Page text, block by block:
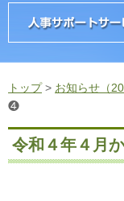
トップ> お知らせ（
❹
令和４年４月